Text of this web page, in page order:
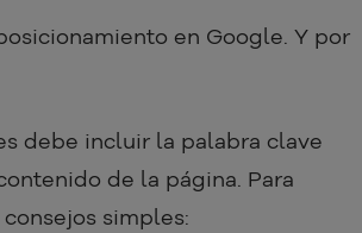
en Google. Y por
debe incluir la palabra clave
de la página. Para
simples: